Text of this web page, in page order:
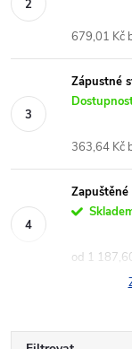
679,01 Kč
Zápustné
363,64 Kč
od 1